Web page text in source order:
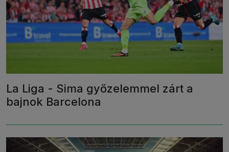
La Liga - Sima győzelemmel zárt a
bajnok Barcelona